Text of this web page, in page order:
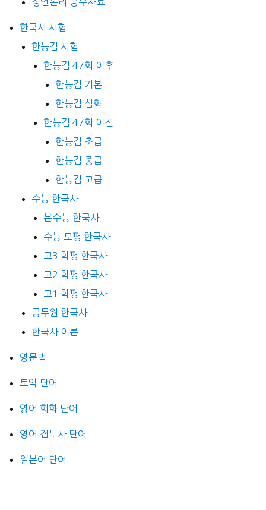
한국사 시험
한능검 시험
한능검 47회 이후
한능검 기본
한능검 심화
한능검 47회 이전
한능검 초급
한능검 중급
한능검 고급
수능 한국사
본수능 한국사
수능 모평 한국사
고3 학평 한국사
고2 학평 한국사
고1 학평 한국사
공무원 한국사
한국사 이론
영문법
토익 단어
영어 회화 단어
영어 접두사 단어
일본어 단어